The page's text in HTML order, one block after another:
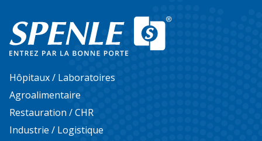
Hôpitaux / Laboratoires
Agroalimentaire
Restauration / CHR
Industrie / Logistique